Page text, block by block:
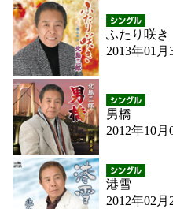
ふたり咲き
2013年01
男橋
2012年10
港雪
2012年02